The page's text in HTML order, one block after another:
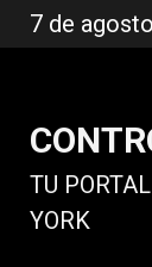
al
7 de
TU
YORK